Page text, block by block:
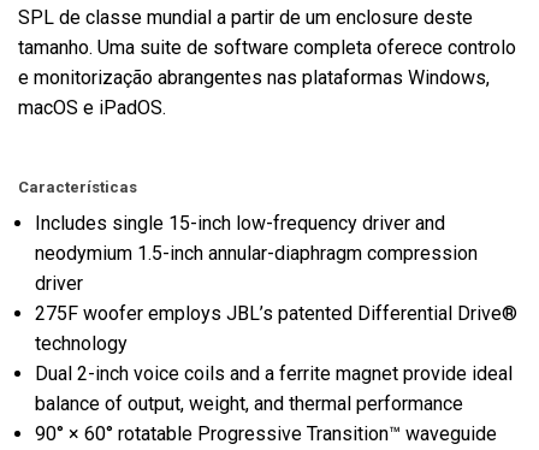
SPL de classe mundial a partir de um enclosure deste
tamanho. Uma suite de software completa oferece controlo
e monitorização abrangentes nas plataformas Windows,
macOS e iPadOS.
Características
Includes single 15-inch low-frequency driver and
neodymium 1.5-inch annular-diaphragm compression
driver
275F woofer employs JBL’s patented Differential Drive®
technology
Dual 2-inch voice coils and a ferrite magnet provide ideal
balance of output, weight, and thermal performance
90° × 60° rotatable Progressive Transition™ waveguide